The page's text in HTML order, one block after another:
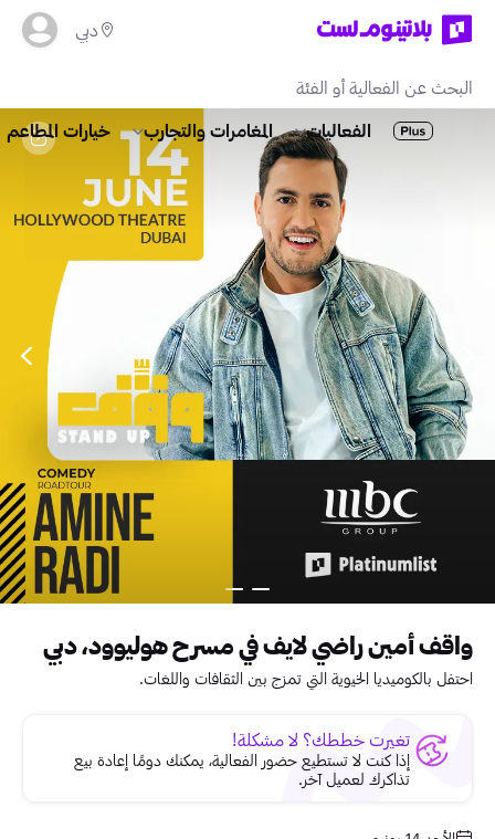
دبي
الفعاليات المغامرات والتجارب خيارات المطاعم
واقف أمين راضي لايف في مسرح هوليوود، دبي
احتفل بالكوميديا الخيوية التي تمزج بين الثقافات واللغات.
تغيرت خططك؟ لا مشكلة!
إذا كنت لا تستطيع حضور الفعالية، يمكنك دومًا إعادة بيع
تذاكرك لعميل آخر.